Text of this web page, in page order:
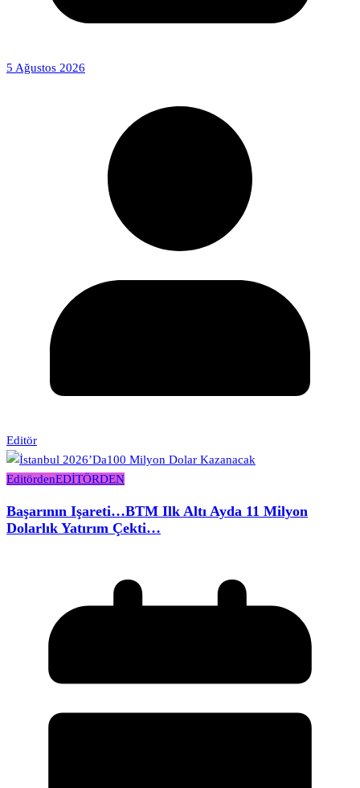
5 Ağustos 2026
Editör
EditördenEDİTÖRDEN
Başarının Işareti…BTM Ilk Altı Ayda 11 Milyon
Dolarlık Yatırım Çekti…